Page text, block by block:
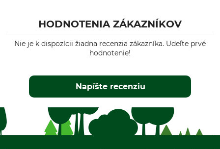
HODNOTENIA ZÁKAZNÍKOV
Nie je k dispozícii žiadna recenzia zákazníka. Udeľte prvé
hodnotenie!
Napíšte recenziu